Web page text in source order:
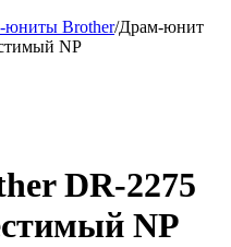
юниты Brother/Драм-юнит
NP
DR-2275
NP